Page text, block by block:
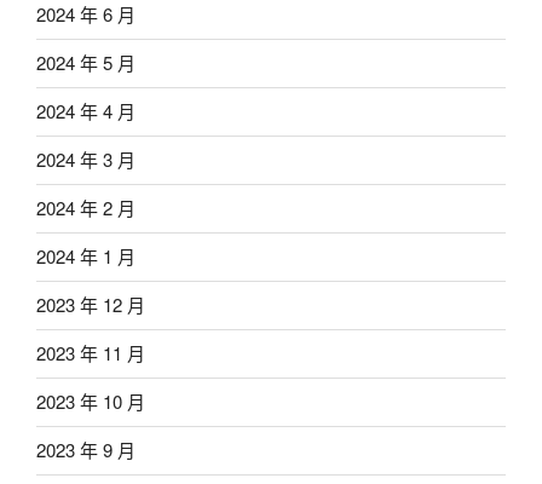
2024 年 6 月
2024 年 5 月
2024 年 4 月
2024 年 3 月
2024 年 2 月
2024 年 1 月
2023 年 12 月
2023 年 11 月
2023 年 10 月
2023 年 9 月